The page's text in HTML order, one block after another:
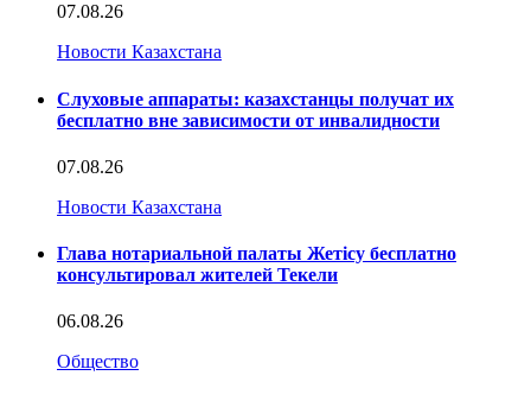
07.08.26
Новости Казахстана
Слуховые аппараты: казахстанцы получат их
бесплатно вне зависимости от инвалидности
07.08.26
Новости Казахстана
Глава нотариальной палаты Жетісу бесплатно
консультировал жителей Текели
06.08.26
Общество